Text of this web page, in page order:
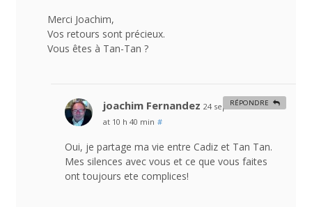
Merci Joachim,
Vos retours sont précieux.
Vous êtes à Tan-Tan ?
joachim Fernandez 24 septembre 2013
at 10 h 40 min #
Oui, je partage ma vie entre Cadiz et Tan Tan.
Mes silences avec vous et ce que vous faites
ont toujours ete complices!
RÉPONDRE